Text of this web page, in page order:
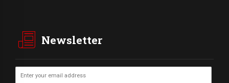
Newsletter